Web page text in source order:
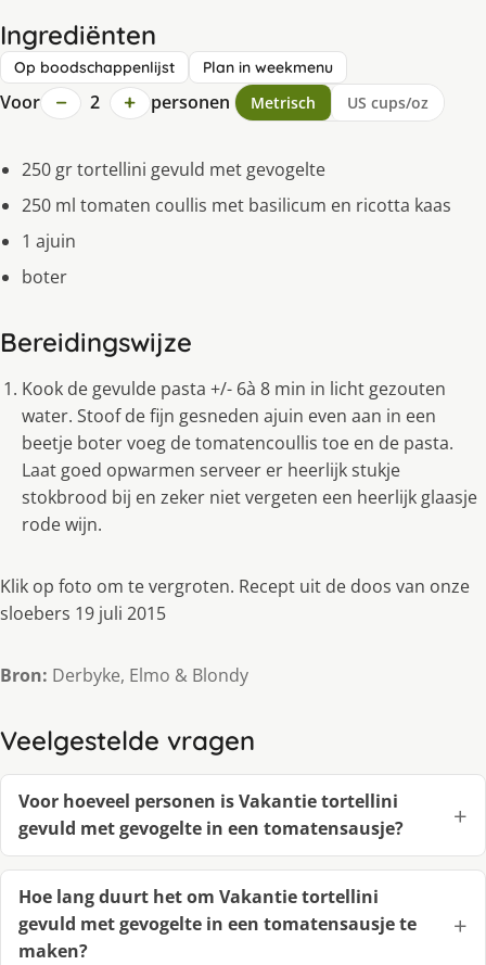
Ingrediënten
Op boodschappenlijst Plan in weekmenu
Voor − 2 + personen Metrisch US cups/oz
250 gr tortellini gevuld met gevogelte
250 ml tomaten coullis met basilicum en ricotta kaas
1 ajuin
boter
Bereidingswijze
Kook de gevulde pasta +/- 6à 8 min in licht gezouten
water. Stoof de fijn gesneden ajuin even aan in een
beetje boter voeg de tomatencoullis toe en de pasta.
Laat goed opwarmen serveer er heerlijk stukje
stokbrood bij en zeker niet vergeten een heerlijk glaasje
rode wijn.
Klik op foto om te vergroten. Recept uit de doos van onze
sloebers 19 juli 2015
Bron: Derbyke, Elmo & Blondy
Veelgestelde vragen
Voor hoeveel personen is Vakantie tortellini
gevuld met gevogelte in een tomatensausje?
Hoe lang duurt het om Vakantie tortellini
gevuld met gevogelte in een tomatensausje te
maken?